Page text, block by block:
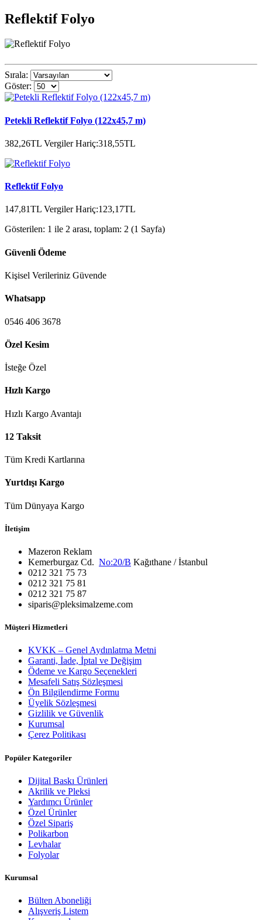
Reflektif Folyo
Sırala:
Göster:
Petekli Reflektif Folyo (122x45,7 m)
382,26TL Vergiler Hariç:318,55TL
Reflektif Folyo
147,81TL Vergiler Hariç:123,17TL
Gösterilen: 1 ile 2 arası, toplam: 2 (1 Sayfa)
Güvenli Ödeme
Kişisel Verileriniz Güvende
Whatsapp
0546 406 3678
Özel Kesim
İsteğe Özel
Hızlı Kargo
Hızlı Kargo Avantajı
12 Taksit
Tüm Kredi Kartlarına
Yurtdışı Kargo
Tüm Dünyaya Kargo
İletişim
Mazeron Reklam
Kemerburgaz Cd. No:20/B Kağıthane / İstanbul
0212 321 75 73
0212 321 75 81
0212 321 75 87
siparis@pleksimalzeme.com
Müşteri Hizmetleri
KVKK – Genel Aydınlatma Metni
Garanti, İade, İptal ve Değişim
Ödeme ve Kargo Seçenekleri
Mesafeli Satış Sözleşmesi
Ön Bilgilendirme Formu
Üyelik Sözleşmesi
Gizlilik ve Güvenlik
Kurumsal
Çerez Politikası
Popüler Kategoriler
Dijital Baskı Ürünleri
Akrilik ve Pleksi
Yardımcı Ürünler
Özel Ürünler
Özel Sipariş
Polikarbon
Levhalar
Folyolar
Kurumsal
Bülten Aboneliği
Alışveriş Listem